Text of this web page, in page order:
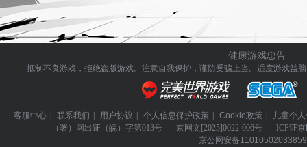
健康游戏忠告
抵制不良游戏，拒绝盗版游戏。注意自我保护，谨防受骗上当。 适度游戏益
客服中心 联系我们 用户协议 个人信息保护政策 Cookie政策
儿童个
（署）网出证（皖）字第013号
京网文 [2025]0022-006号 ICP证
京公网安备